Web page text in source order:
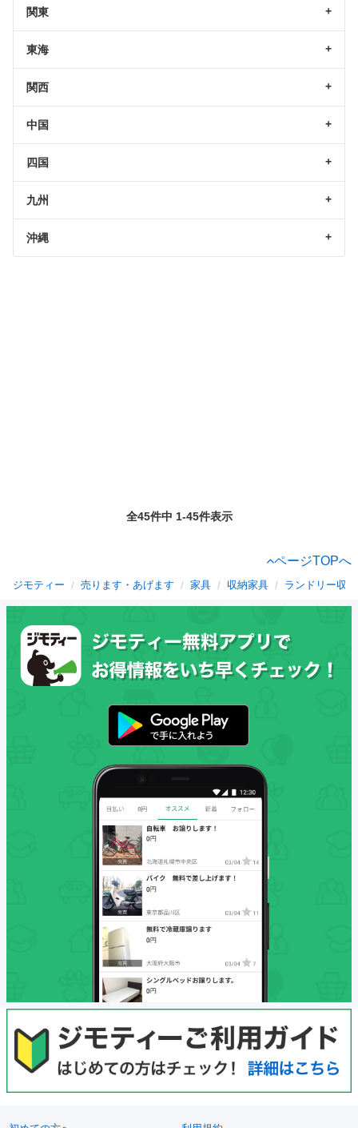
関東
東海
関西
中国
四国
九州
沖縄
全45件中 1-45件表示
ページTOPへ
ジモティー 売ります・あげます 家具 収納家具 ランドリー収納